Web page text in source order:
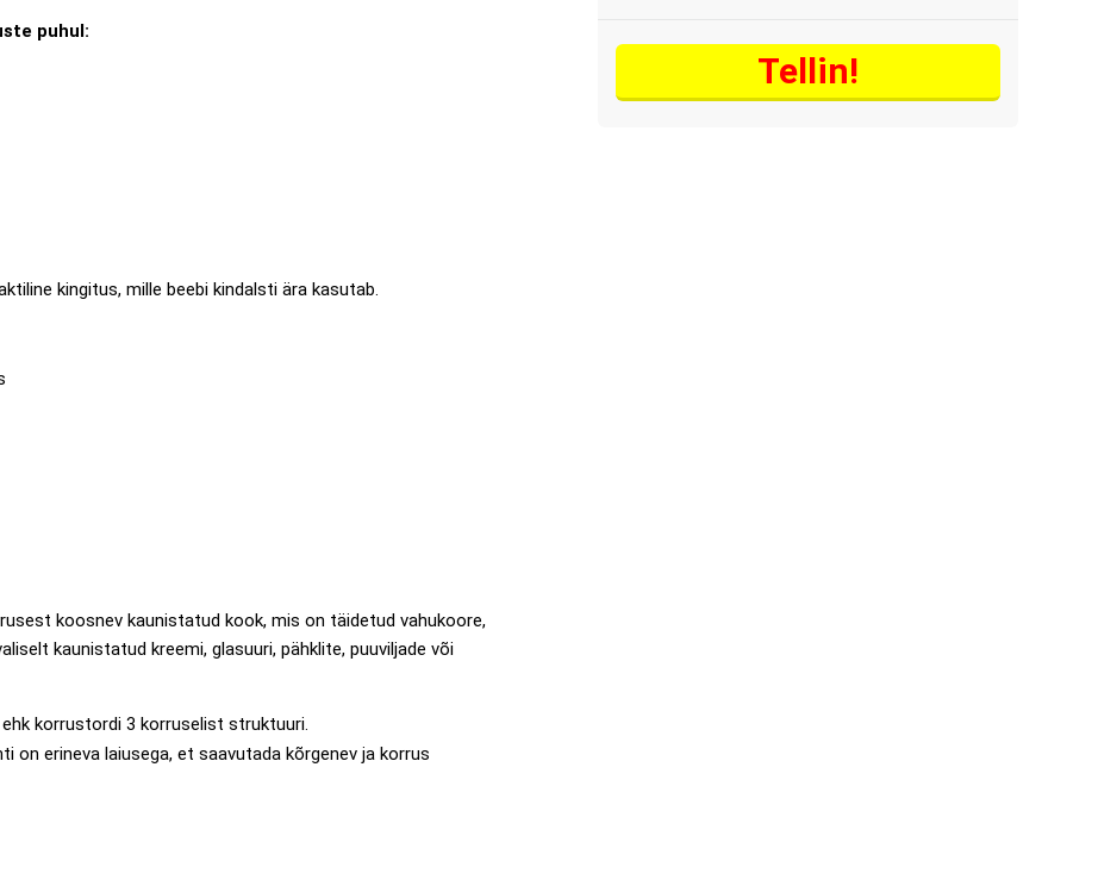
puhul:
kingitus, mille beebi kindalsti ära kasutab.
koosnev kaunistatud kook, mis on täidetud vahukoore,
kaunistatud kreemi, glasuuri, pähklite, puuviljade või
korrustordi 3 korruselist struktuuri.
on erineva laiusega, et saavutada kõrgenev ja korrus
Tellin!